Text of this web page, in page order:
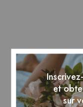
et
sur